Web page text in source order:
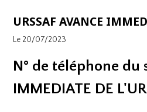
URSSAF AVANCE
Le 20/07/2023
N° de téléphone du
IMMEDIATE DE